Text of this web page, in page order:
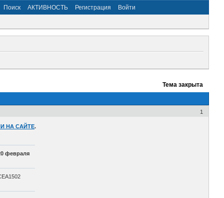
Поиск АКТИВНОСТЬ Регистрация Войти
Тема закрыта
1
НА САЙТЕ.
февраля